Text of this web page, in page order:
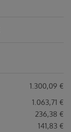
1.300,09 €
1.063,71 €
236,38 €
141,83 €